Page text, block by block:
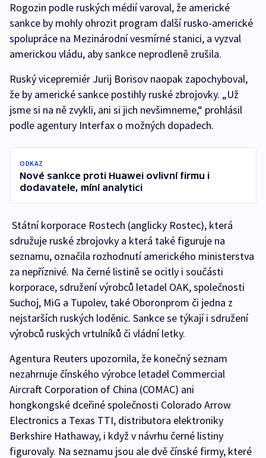
Rogozin podle ruských médií varoval, že americké
sankce by mohly ohrozit program další rusko-americké
spolupráce na Mezinárodní vesmírné stanici, a vyzval
americkou vládu, aby sankce neprodleně zrušila.
Ruský vicepremiér Jurij Borisov naopak zapochyboval,
že by americké sankce postihly ruské zbrojovky. „Už
jsme si na ně zvykli, ani si jich nevšimneme,“ prohlásil
podle agentury Interfax o možných dopadech.
ODKAZ
Nové sankce proti Huawei ovlivní firmu i
dodavatele, míní analytici
Státní korporace Rostech (anglicky Rostec), která
sdružuje ruské zbrojovky a která také figuruje na
seznamu, označila rozhodnutí amerického ministerstva
za nepříznivé. Na černé listině se ocitly i součásti
korporace, sdružení výrobců letadel OAK, společnosti
Suchoj, MiG a Tupolev, také Oboronprom či jedna z
nejstarších ruských loděnic. Sankce se týkají i sdružení
výrobců ruských vrtulníků či vládní letky.
Agentura Reuters upozornila, že konečný seznam
nezahrnuje čínského výrobce letadel Commercial
Aircraft Corporation of China (COMAC) ani
hongkongské dceřiné společnosti Colorado Arrow
Electronics a Texas TTI, distributora elektroniky
Berkshire Hathaway, i když v návrhu černé listiny
figurovaly. Na seznamu jsou ale dvě čínské firmy, které